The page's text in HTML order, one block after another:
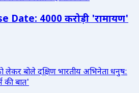
Date: 4000 करोड़ी 'रामायण'